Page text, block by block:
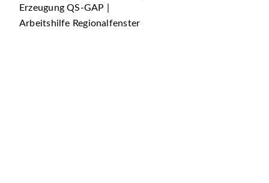
Erzeugung QS-GAP |
Arbeitshilfe Regionalfenster